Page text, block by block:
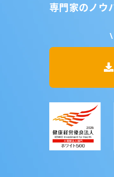
専門家のノウ
\